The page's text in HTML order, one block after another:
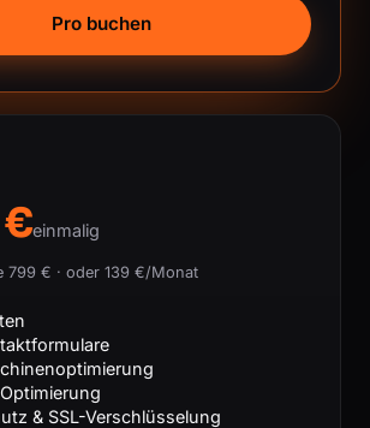
Pro buchen
einmalig
799 € · oder 139 €/Monat
& SSL-Verschlüsselung